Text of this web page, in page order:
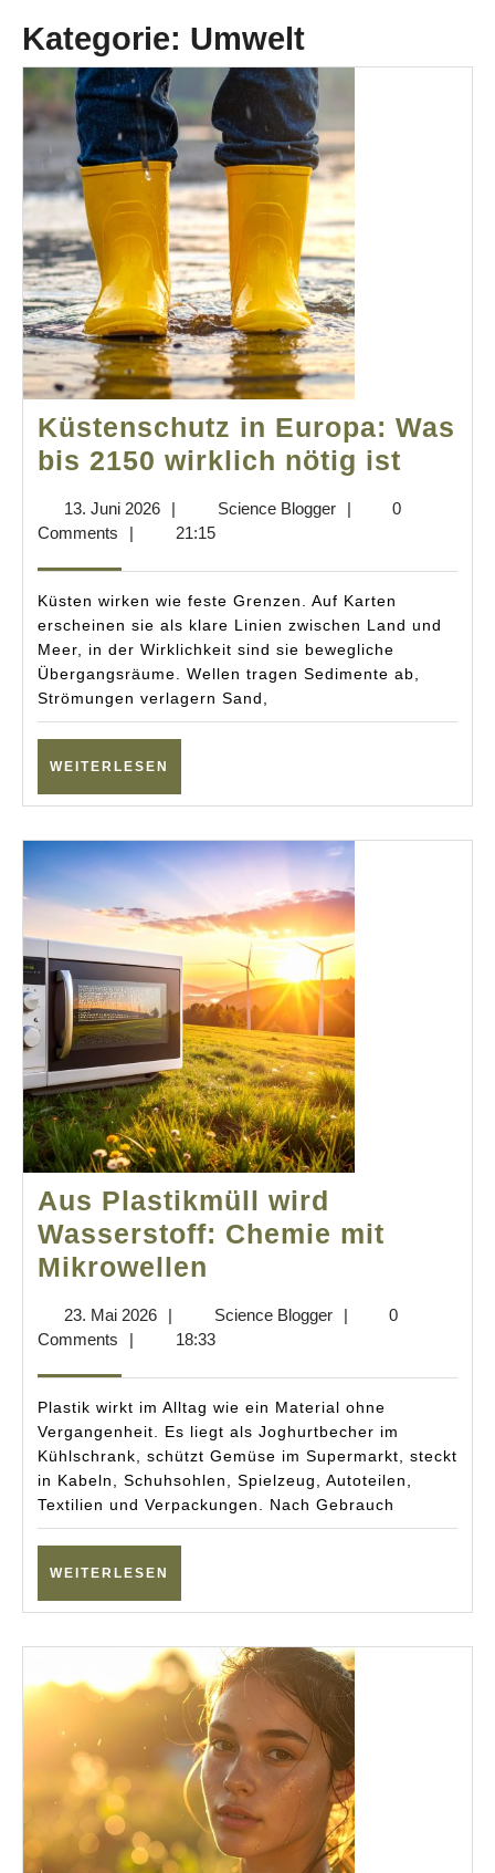
Kategorie: Umwelt
Küstenschutz in Europa: Was
bis 2150 wirklich nötig ist
2150
nötig
ist
13. Juni 202613.
Juni
| Science BloggerScience
|
0
Comments
| 21:15
Küsten wirken wie feste Grenzen. Auf Karten
erscheinen sie als klare Linien zwischen Land und
Meer, in der Wirklichkeit sind sie bewegliche
Übergangsräume. Wellen tragen Sedimente ab,
Strömungen verlagern Sand,
WEITERLESEN
Aus Plastikmüll wird
Wasserstoff: Chemie mit
Mikrowellen
wird
Chemie
mit
Mikrowellen
23. Mai 202623.
Mai
| Science BloggerScience
|
0
Comments
| 18:33
Plastik wirkt im Alltag wie ein Material ohne
Vergangenheit. Es liegt als Joghurtbecher im
Kühlschrank, schützt Gemüse im Supermarkt, steckt
in Kabeln, Schuhsohlen, Spielzeug, Autoteilen,
Textilien und Verpackungen. Nach Gebrauch
WEITERLESEN